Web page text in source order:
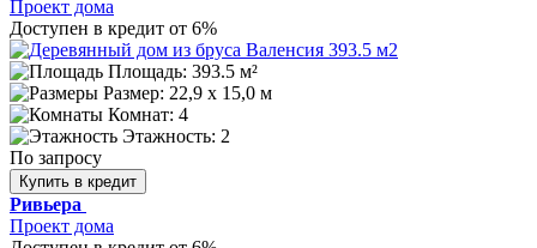
Проект дома
Доступен в кредит от 6%
Площадь: 393.5 м²
Размер: 22,9 х 15,0 м
Комнат: 4
Этажность: 2
По запросу
Купить в кредит
Ривьера
Проект дома